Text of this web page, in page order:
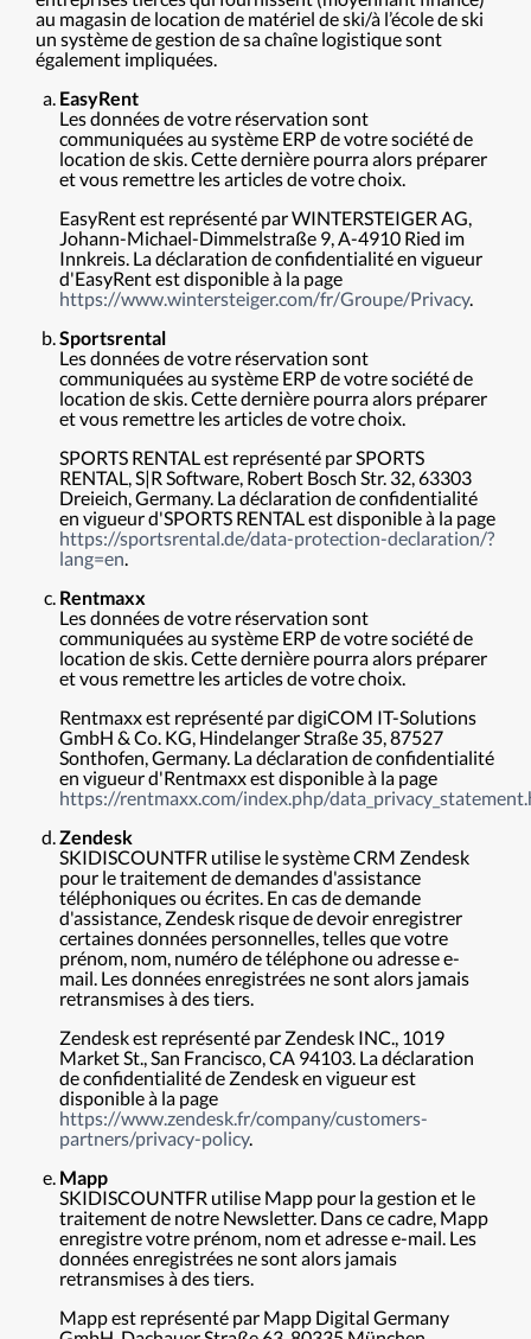
au magasin de location de matériel de ski/à l’école de ski
un système de gestion de sa chaîne logistique sont
également impliquées.
EasyRent
Les données de votre réservation sont
communiquées au système ERP de votre société de
location de skis. Cette dernière pourra alors préparer
et vous remettre les articles de votre choix.
EasyRent est représenté par WINTERSTEIGER AG,
Johann-Michael-Dimmelstraße 9, A-4910 Ried im
Innkreis. La déclaration de confidentialité en vigueur
d'EasyRent est disponible à la page
https://www.wintersteiger.com/fr/Groupe/Privacy.
Sportsrental
Les données de votre réservation sont
communiquées au système ERP de votre société de
location de skis. Cette dernière pourra alors préparer
et vous remettre les articles de votre choix.
SPORTS RENTAL est représenté par SPORTS
RENTAL, S|R Software, Robert Bosch Str. 32, 63303
Dreieich, Germany. La déclaration de confidentialité
en vigueur d'SPORTS RENTAL est disponible à la page
https://sportsrental.de/data-protection-declaration/?
lang=en.
Rentmaxx
Les données de votre réservation sont
communiquées au système ERP de votre société de
location de skis. Cette dernière pourra alors préparer
et vous remettre les articles de votre choix.
Rentmaxx est représenté par digiCOM IT-Solutions
GmbH & Co. KG, Hindelanger Straße 35, 87527
Sonthofen, Germany. La déclaration de confidentialité
en vigueur d'Rentmaxx est disponible à la page
https://rentmaxx.com/index.php/
Zendesk
SKIDISCOUNTFR utilise le système CRM Zendesk
pour le traitement de demandes d'assistance
téléphoniques ou écrites. En cas de demande
d'assistance, Zendesk risque de devoir enregistrer
certaines données personnelles, telles que votre
prénom, nom, numéro de téléphone ou adresse e-
mail. Les données enregistrées ne sont alors jamais
retransmises à des tiers.
Zendesk est représenté par Zendesk INC., 1019
Market St., San Francisco, CA 94103. La déclaration
de confidentialité de Zendesk en vigueur est
disponible à la page
https://www.zendesk.fr/company/customers-
partners/privacy-policy.
Mapp
SKIDISCOUNTFR utilise Mapp pour la gestion et le
traitement de notre Newsletter. Dans ce cadre, Mapp
enregistre votre prénom, nom et adresse e-mail. Les
données enregistrées ne sont alors jamais
retransmises à des tiers.
Mapp est représenté par Mapp Digital Germany